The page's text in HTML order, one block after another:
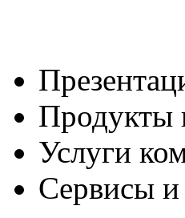
Продукты
Услуги
Сервисы и